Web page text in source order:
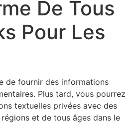
De Tous
Pour Les
de fournir des informations
Plus tard, vous pourrez
textuelles privées avec des
et de tous âges dans le